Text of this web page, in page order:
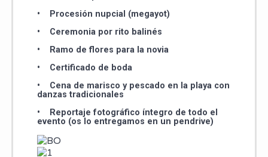
• Procesión nupcial (megayot)
• Ceremonia por rito balinés
• Ramo de flores para la novia
• Certificado de boda
• Cena de marisco y pescado en la playa con
danzas tradicionales
• Reportaje fotográfico íntegro de todo el
evento (os lo entregamos en un pendrive)